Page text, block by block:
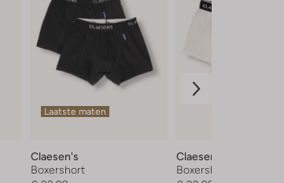
Laatste maten
Claesen's
Boxershort
Claesen's
Boxershort